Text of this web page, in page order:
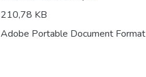
210,78 KB
Adobe Portable Document Format